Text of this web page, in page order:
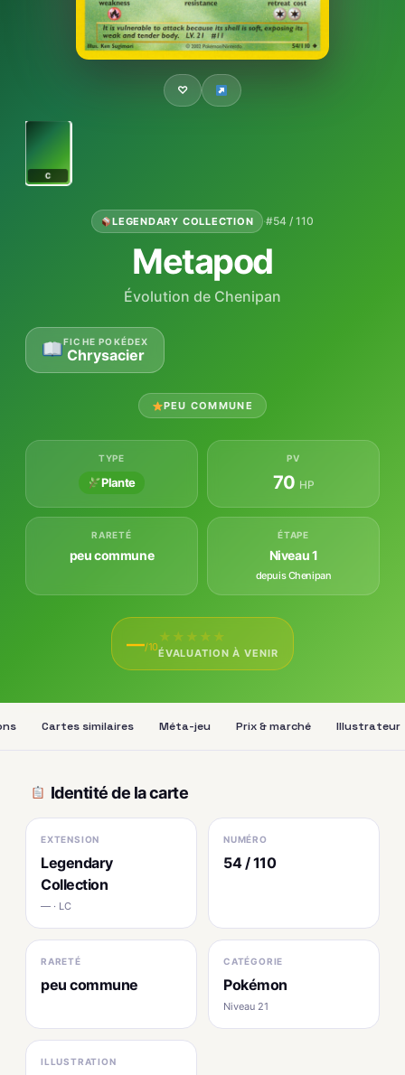
♡
C
LEGENDARY COLLECTION ·#54 / 110
Metapod
Évolution de Chenipan
FICHE POKÉDEX
Chrysacier
PEU COMMUNE
TYPE
Plante
PV
70 HP
RARETÉ
peu commune
ÉTAPE
Niveau 1
depuis Chenipan
—/10
★ ★ ★ ★ ★
ÉVALUATION À VENIR
Cartes similaires Méta-jeu Prix & marché Illustrateur
Identité de la carte
EXTENSION
Legendary
Collection
— · LC
NUMÉRO
54 / 110
RARETÉ
peu commune
CATÉGORIE
Pokémon
Niveau 21
ILLUSTRATION